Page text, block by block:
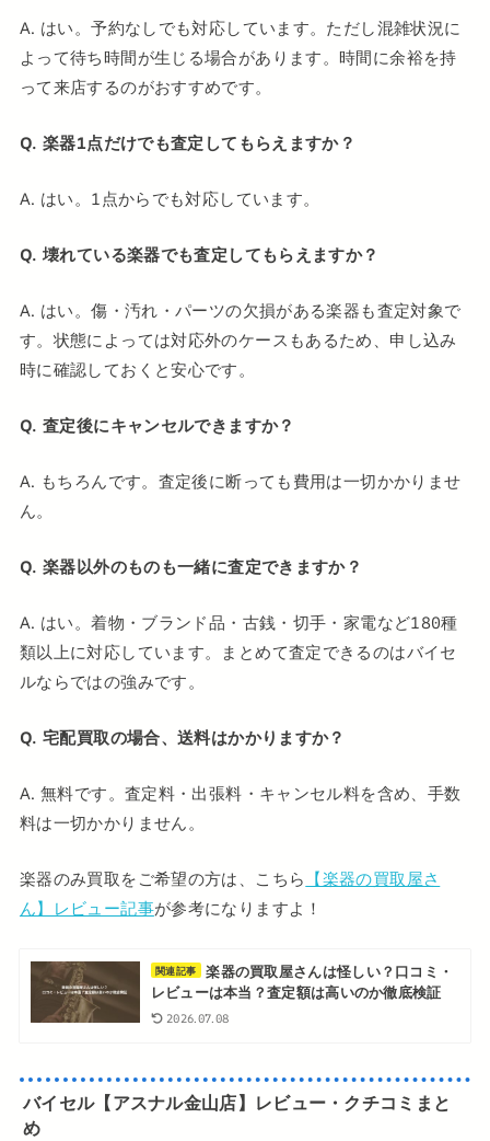
A. はい。予約なしでも対応しています。ただし混雑状況に
よって待ち時間が生じる場合があります。時間に余裕を持
って来店するのがおすすめです。
Q. 楽器1点だけでも査定してもらえますか？
A. はい。1点からでも対応しています。
Q. 壊れている楽器でも査定してもらえますか？
A. はい。傷・汚れ・パーツの欠損がある楽器も査定対象で
す。状態によっては対応外のケースもあるため、申し込み
時に確認しておくと安心です。
Q. 査定後にキャンセルできますか？
A. もちろんです。査定後に断っても費用は一切かかりませ
ん。
Q. 楽器以外のものも一緒に査定できますか？
A. はい。着物・ブランド品・古銭・切手・家電など180種
類以上に対応しています。まとめて査定できるのはバイセ
ルならではの強みです。
Q. 宅配買取の場合、送料はかかりますか？
A. 無料です。査定料・出張料・キャンセル料を含め、手数
料は一切かかりません。
楽器のみ買取をご希望の方は、こちら 【楽器の買取屋さ
ん】レビュー記事が参考になりますよ！
関連記事
楽器の買取屋さんは怪しい？口コミ・
レビューは本当？査定額は高いのか徹底検証
2026.07.08
バイセル【アスナル金山店】レビュー・クチコミまと
め